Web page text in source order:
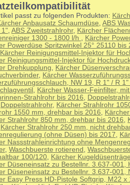
passt zu folgenden Produkten:
Anbausatz Schaumdüse, ABS
1", ABS Zweitstrahlrohr, Kärcher
1300 - 1800 l/h , Kärcher
Powerdüse Spritzwinkel 25° 25110 bis
Kärcher Reinigungsmittel-Injektor für
Reinigungsmittel-Injektor für
Drehkupplung, Kärcher
, Kärcher
NW 19, R 1" / R 1"
, Kärcher Wasser-Feinfilter,
Strahlrohr bis 2016,
Doppelstrahlrohr, Kärcher Strahlrohr
1550 mm, drehbar bis 2016,
Strahlrohr 850 mm, drehbar bis 2016,
Kärcher Strahlrohr 250 mm, nicht
(ohne Düsen) bis 2017,
Nassstrahleinrichtung ohne
, Waschbuerste rotierend ,
100/120, Kärcher
Düseneinsatz zu Bestellnr. 3.637-001,
Düseneinsatz zu Bestellnr. 3.637-001,
Easy Press HD-Pistole Softgrip, M22 x